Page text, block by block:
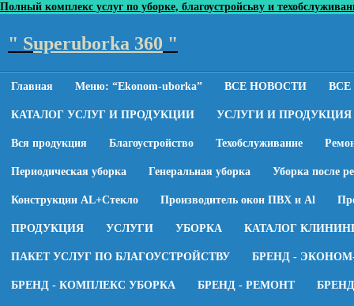
Полный комплекс услуг по уборке, благоустройсьву и
" Superuborka 360 "
Главная Меню: “Ekonom-uborka” ВСЕ НОВОСТИ
КАТАЛОГ УСЛУГ И ПРОДУКЦИИ УСЛУГИ И ПРОДУКЦИЯ
Вся продукция Благоустройство Техобслуживание
Периодическая уборка Генеральная уборка Уборка после
Конструкции AL+Стекло Производитель окон ПВХ и Al
ПРОДУКЦИЯ УСЛУГИ УБОРКА КАТАЛОГ
ПАКЕТ УСЛУГ ПО БЛАГОУСТРОЙСТВУ БРЕНД -
БРЕНД - КОМПЛЕКС УБОРКА БРЕНД - РЕМОНТ